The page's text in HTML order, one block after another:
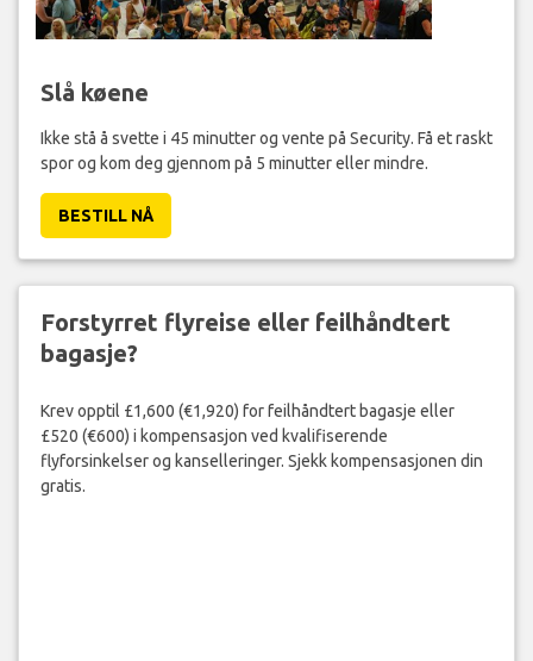
Slå køene
Ikke stå å svette i 45 minutter og vente på Security. Få et raskt
spor og kom deg gjennom på 5 minutter eller mindre.
BESTILL NÅ
Forstyrret flyreise eller feilhåndtert
bagasje?
Krev opptil £1,600 (€1,920) for feilhåndtert bagasje eller
£520 (€600) i kompensasjon ved kvalifiserende
flyforsinkelser og kanselleringer. Sjekk kompensasjonen din
gratis.